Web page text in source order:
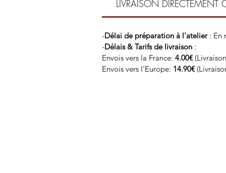
LIVRAISON DIRECTEMENT
-Délai de préparation à l'atelier : En
-Délais & Tarifs de livraison :
Envois vers la France: 4.00€
Envois vers l'Europe: 14.90€